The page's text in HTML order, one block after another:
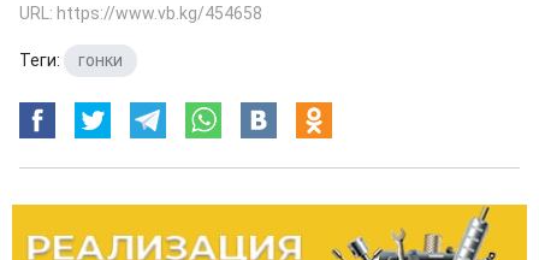
URL: https://www.vb.kg/454658
Теги: гонки